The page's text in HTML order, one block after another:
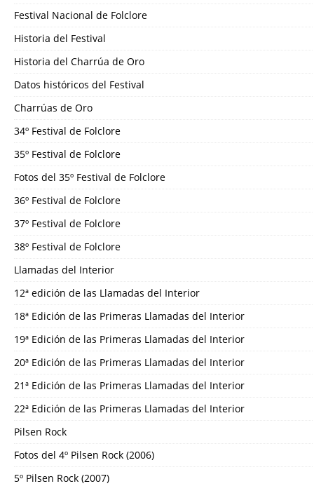
Festival Nacional de Folclore
Historia del Festival
Historia del Charrúa de Oro
Datos históricos del Festival
Charrúas de Oro
34º Festival de Folclore
35º Festival de Folclore
Fotos del 35º Festival de Folclore
36º Festival de Folclore
37º Festival de Folclore
38º Festival de Folclore
Llamadas del Interior
12ª edición de las Llamadas del Interior
18ª Edición de las Primeras Llamadas del Interior
19ª Edición de las Primeras Llamadas del Interior
20ª Edición de las Primeras Llamadas del Interior
21ª Edición de las Primeras Llamadas del Interior
22ª Edición de las Primeras Llamadas del Interior
Pilsen Rock
Fotos del 4º Pilsen Rock (2006)
5º Pilsen Rock (2007)